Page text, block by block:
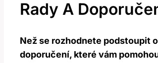
Rady A
Než se rozhodnete podstoupit
doporučení, které vám